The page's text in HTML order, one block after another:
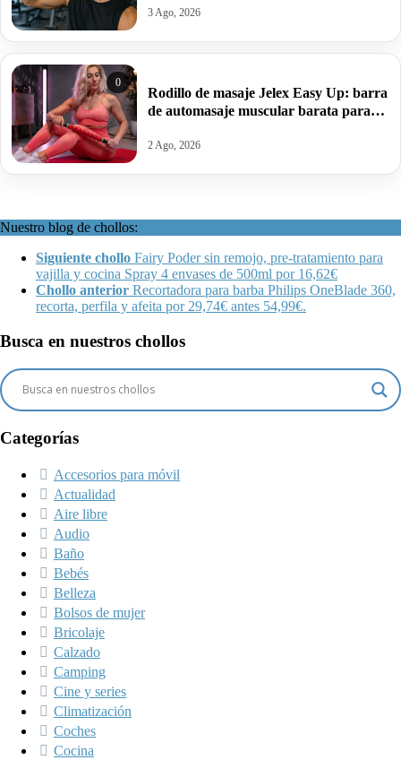
3 Ago, 2026
0
Rodillo de masaje Jelex Easy Up: barra
de automasaje muscular barata para
13,49€.
2 Ago, 2026
Nuestro blog de chollos:
Siguiente chollo Fairy Poder sin remojo, pre-tratamiento para
vajilla y cocina Spray 4 envases de 500ml por 16,62€
Chollo anterior Recortadora para barba Philips OneBlade 360,
recorta, perfila y afeita por 29,74€ antes 54,99€.
Busca en nuestros chollos
Categorías
Accesorios para móvil
Actualidad
Aire libre
Audio
Baño
Bebés
Belleza
Bolsos de mujer
Bricolaje
Calzado
Camping
Cine y series
Climatización
Coches
Cocina